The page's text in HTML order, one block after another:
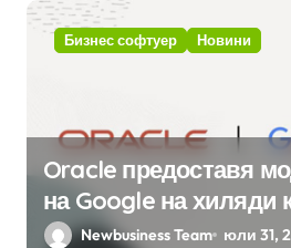
Бизнес софтуер Новини
Oracle предоставя
на Google на хиляди
бизнес приложения
Newbusiness Team юли 31,